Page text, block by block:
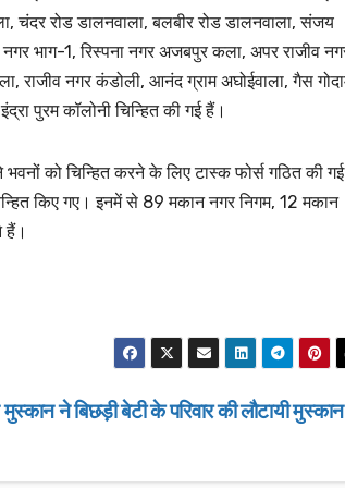
चंदर रोड डालनवाला, बलबीर रोड डालनवाला, संजय
नगर भाग-1, रिस्पना नगर अजबपुर कला, अपर राजीव
राजीव नगर कंडोली, आनंद ग्राम अघोईवाला, गैस
पुरम कॉलोनी चिन्हित की गई हैं।
को चिन्हित करने के लिए टास्क फोर्स गठित की गई
किए गए। इनमें से 89 मकान नगर निगम, 12 मकान
हैं।
ने बिछड़ी बेटी के परिवार की लौटायी मुस्कान
डीएम सख्त, एक
मामलों के शीघ्र
के आदेश…
JANUARY 22,
NEWS DESK